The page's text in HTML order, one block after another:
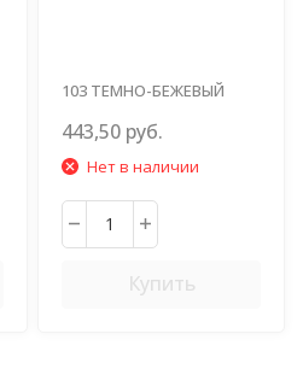
103 ТЕМНО-БЕЖЕВЫЙ
443,50 руб.
Нет в наличии
Купить